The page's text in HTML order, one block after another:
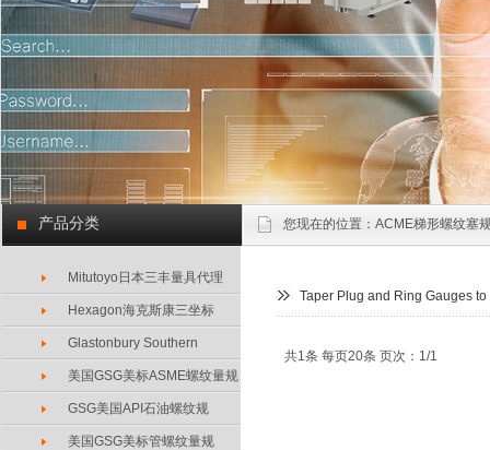
您现在的位置： ACME梯形螺纹塞
产品分类
Mitutoyo日本三丰量具代理
Hexagon海克斯康三坐标
Glastonbury Southern
美国GSG美标ASME螺纹量规
GSG美国API石油螺纹规
美国GSG美标管螺纹量规
Taper Plug and Ring Gauges
共1条 每页20条 页次：1/1